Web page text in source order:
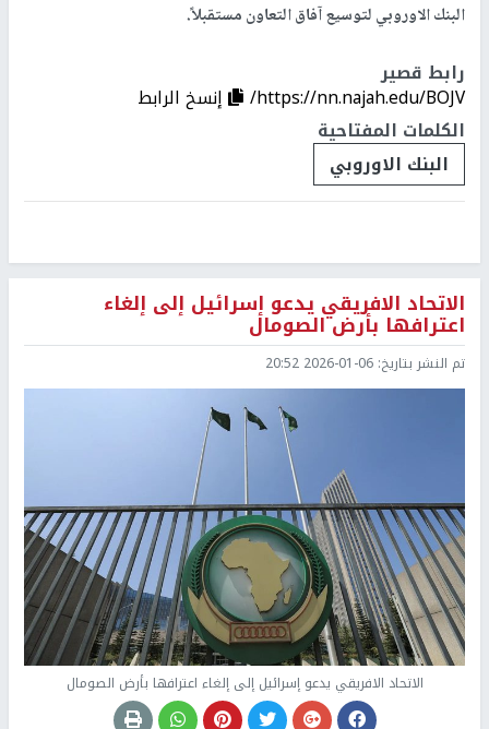
البنك الاوروبي لتوسيع آفاق التعاون مستقبلاً.
رابط قصير
https://nn.najah.edu/BOJV/
إنسخ الرابط
الكلمات المفتاحية
البنك الاوروبي
الاتحاد الافريقي يدعو إسرائيل إلى إلغاء
اعترافها بأرض الصومال
تم النشر بتاريخ: 2026-01-06 20:52
الاتحاد الافريقي يدعو إسرائيل إلى إلغاء اعترافها بأرض الصومال